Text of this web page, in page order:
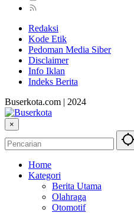
Redaksi
Kode Etik
Pedoman Media Siber
Disclaimer
Info Iklan
Indeks Berita
Buserkota.com | 2024
×
Home
Kategori
Berita Utama
Olahraga
Otomotif